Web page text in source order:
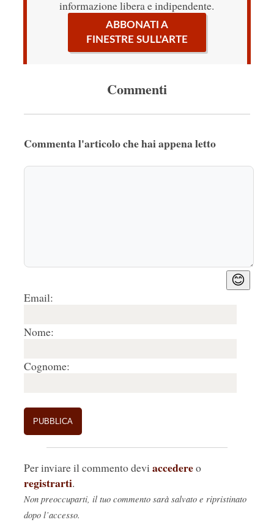
informazione libera e indipendente.
ABBONATI A
FINESTRE SULL'ARTE
Commenti
Commenta l'articolo che hai appena letto
😊
Email:
Nome:
Cognome:
Per inviare il commento devi accedereo
registrarti.
Non preoccuparti, il tuo commento sarà salvato e ripristinato
dopo l’accesso.